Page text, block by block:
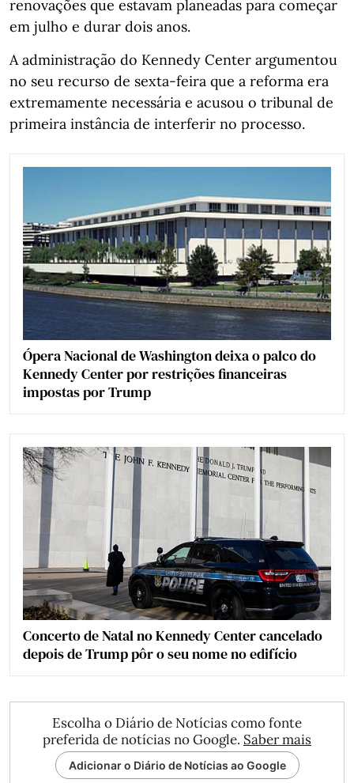
renovações que estavam planeadas para começar
em julho e durar dois anos.
A administração do Kennedy Center argumentou
no seu recurso de sexta-feira que a reforma era
extremamente necessária e acusou o tribunal de
primeira instância de interferir no processo.
Ópera Nacional de Washington deixa o palco do
Kennedy Center por restrições financeiras
impostas por Trump
Concerto de Natal no Kennedy Center cancelado
depois de Trump pôr o seu nome no edifício
Escolha o Diário de Notícias como fonte
preferida de notícias no Google. Saber mais
Adicionar o Diário de Notícias ao Google